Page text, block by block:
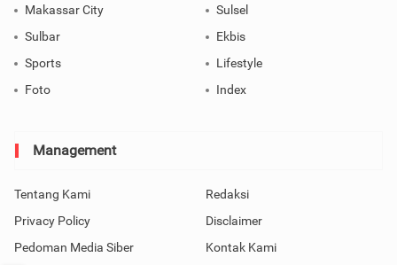
Makassar City
Sulsel
Sulbar
Ekbis
Sports
Lifestyle
Foto
Index
Management
Tentang Kami
Redaksi
Privacy Policy
Disclaimer
Pedoman Media Siber
Kontak Kami